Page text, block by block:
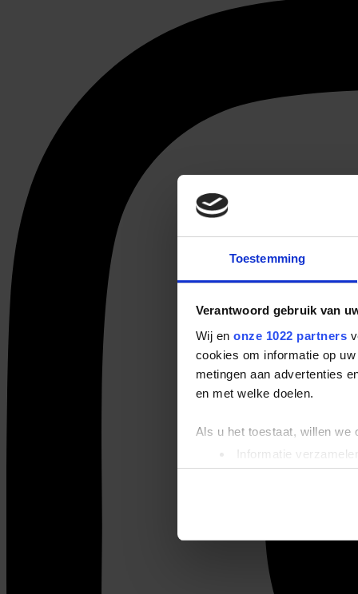
Toestemming
Verantwoord gebruik van
Wij en onze 1022 partners
cookies om informatie op
metingen aan advertenties
en met welke doelen.
Als u het toestaat, willen we
Informatie
Uw apparaat
Lees meer over hoe uw
We gebruiken cookies om
websiteverkeer te
media, adverteren en